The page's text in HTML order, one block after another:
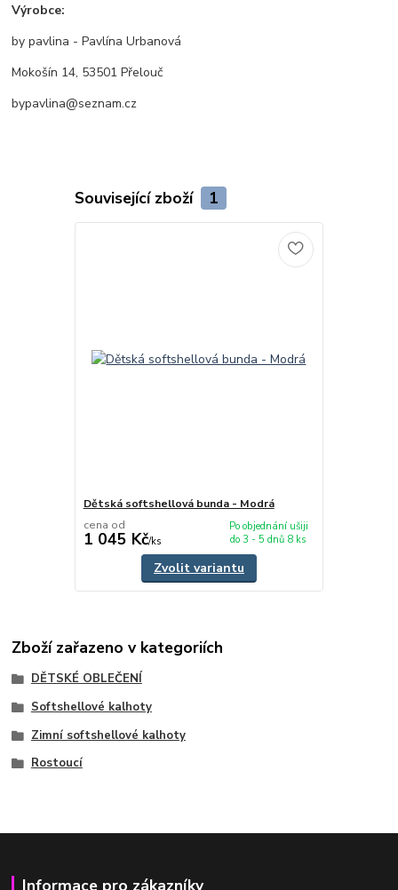
Výrobce:
by pavlina - Pavlína Urbanová
Mokošín 14, 53501 Přelouč
bypavlina@seznam.cz
Související zboží 1
Dětská softshellová bunda - Modrá
cena od
1 045 Kč/ks
Po objednání ušiji
do 3 - 5 dnů 8 ks
Zvolit variantu
Zboží zařazeno v kategoriích
DĚTSKÉ OBLEČENÍ
Softshellové kalhoty
Zimní softshellové kalhoty
Rostoucí
Informace pro zákazníky